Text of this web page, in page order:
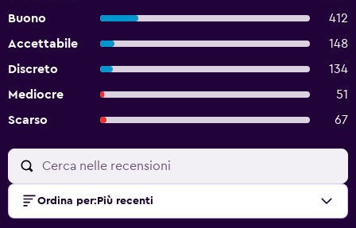
Buono
412
Accettabile
148
Discreto
134
Mediocre
51
Scarso
67
Ordina per: Più recenti